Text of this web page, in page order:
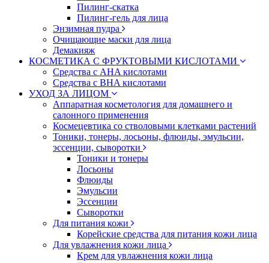
Пилинг-скатка
Пилинг-гель для лица
Энзимная пудра
Очищающие маски для лица
Демакияж
КОСМЕТИКА С ФРУКТОВЫМИ КИСЛОТАМИ
Средства с AHA кислотами
Средства с BHA кислотами
УХОД ЗА ЛИЦОМ
Аппаратная косметология для домашнего и
салонного применения
Космецевтика со стволовыми клетками растений
Тоники, тонеры, лосьоны, флюиды, эмульсии,
эссенции, сыворотки
Тоники и тонеры
Лосьоны
Флюиды
Эмульсии
Эссенции
Сыворотки
Для питания кожи
Корейские средства для питания кожи лица
Для увлажнения кожи лица
Крем для увлажнения кожи лица